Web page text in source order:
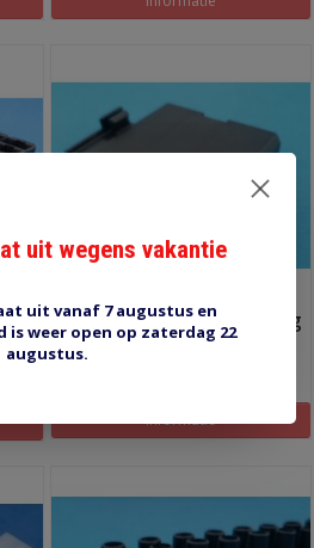
10605 stekkerhuis 9 voudig
Informatie
uit wegens vakantie
uit vanaf 7 augustus en
is weer open op zaterdag 22
augustus.